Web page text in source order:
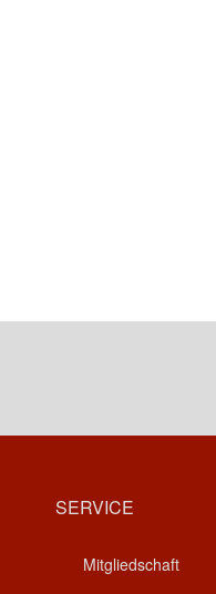
SERVICE
Mitgliedschaft